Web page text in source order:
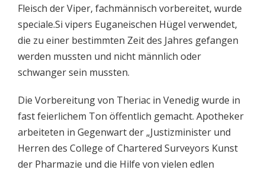
Fleisch der Viper, fachmännisch vorbereitet, wurde
speciale.Si vipers Euganeischen Hügel verwendet,
die zu einer bestimmten Zeit des Jahres gefangen
werden mussten und nicht männlich oder
schwanger sein mussten.
Die Vorbereitung von Theriac in Venedig wurde in
fast feierlichem Ton öffentlich gemacht. Apotheker
arbeiteten in Gegenwart der „Justizminister und
Herren des College of Chartered Surveyors Kunst
der Pharmazie und die Hilfe von vielen edlen